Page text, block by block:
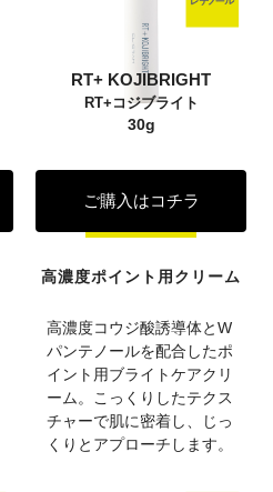
RT+ KOJIBRIGHT
RT+コジブライト
30g
ご購入はコチラ
高濃度ポイント用クリーム
高濃度コウジ酸誘導体とW
パンテノールを配合したポ
イント用ブライトケアクリ
ーム。こっくりしたテクス
チャーで肌に密着し、じっ
くりとアプローチします。